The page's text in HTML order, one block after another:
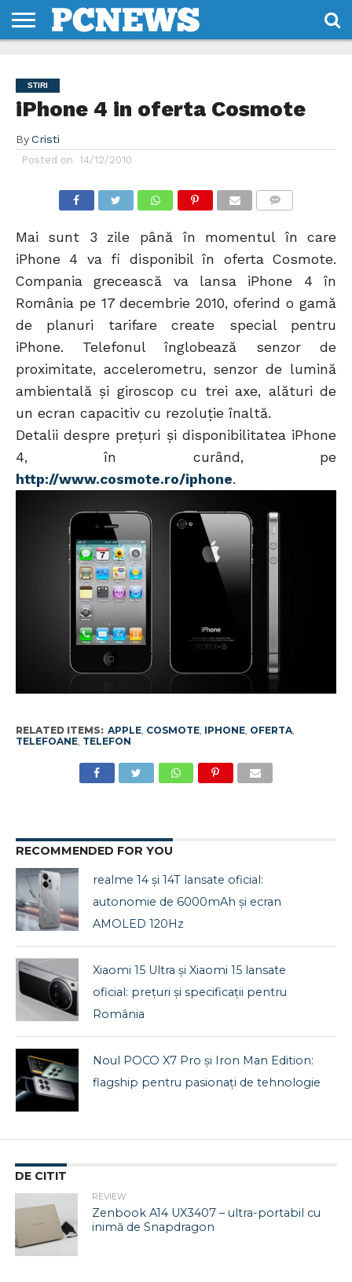
NOI
SI
CONDITII
STIRI
iPhone 4 in oferta Cosmote
By Cristi
Posted on 14/12/2010
Mai sunt 3 zile până în momentul în care
iPhone 4 va fi disponibil în oferta Cosmote.
Compania grecească va lansa iPhone 4 în
România pe 17 decembrie 2010, oferind o gamă
de planuri tarifare create special pentru
iPhone. Telefonul înglobează senzor de
proximitate, accelerometru, senzor de lumină
ambientală și giroscop cu trei axe, alături de
un ecran capacitiv cu rezoluție înaltă.
Detalii despre preţuri şi disponibilitatea iPhone
4, în curând, pe
http://www.cosmote.ro/iphone.
RELATED ITEMS: APPLE, COSMOTE, IPHONE, OFERTA,
TELEFOANE, TELEFON
RECOMMENDED FOR YOU
realme 14 și 14T lansate oficial:
autonomie de 6000mAh și ecran
AMOLED 120Hz
Xiaomi 15 Ultra și Xiaomi 15 lansate
oficial: prețuri și specificații pentru
România
Noul POCO X7 Pro și Iron Man Edition:
flagship pentru pasionați de tehnologie
DE CITIT
REVIEW
Zenbook A14 UX3407 – ultra-portabil cu
inimă de Snapdragon